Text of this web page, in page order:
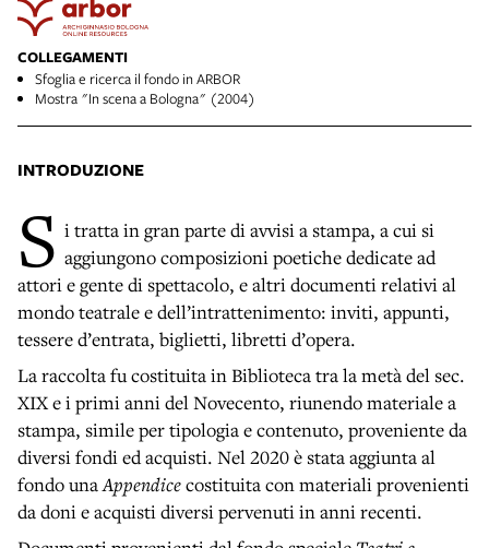
COLLEGAMENTI
Sfoglia e ricerca il fondo in ARBOR
Mostra "In scena a Bologna" (2004)
INTRODUZIONE
S i tratta in gran parte di avvisi a stampa, a cui si
aggiungono composizioni poetiche dedicate ad
attori e gente di spettacolo, e altri documenti relativi al
mondo teatrale e dell’intrattenimento: inviti, appunti,
tessere d’entrata, biglietti, libretti d’opera.
La raccolta fu costituita in Biblioteca tra la metà del sec.
XIX e i primi anni del Novecento, riunendo materiale a
stampa, simile per tipologia e contenuto, proveniente da
diversi fondi ed acquisti. Nel 2020 è stata aggiunta al
fondo unaAppendicecostituita con materiali provenienti
da doni e acquisti diversi pervenuti in anni recenti.